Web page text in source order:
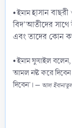
• ইমামহাসান
বিদ'আতীদের সাথে
এবং তাদের কোন
• ইমাম ফুযাইল
আমল নষ্ট করে
দিবেন'। – আল